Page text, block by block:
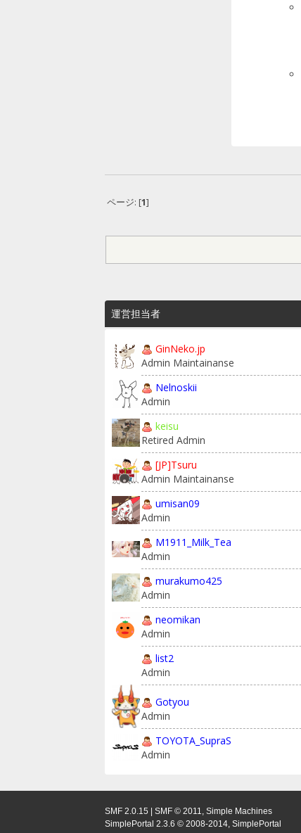
ページ: [1]
運営担当者
GinNeko.jp
Admin Maintainanse
Nelnoskii
Admin
keisu
Retired Admin
[JP]Tsuru
Admin Maintainanse
umisan09
Admin
M1911_Milk_Tea
Admin
murakumo425
Admin
neomikan
Admin
list2
Admin
Gotyou
Admin
TOYOTA_SupraS
Admin
SMF 2.0.15 |SMF © 2011,Simple Machines
SimplePortal 2.3.6 © 2008-2014, SimplePortal